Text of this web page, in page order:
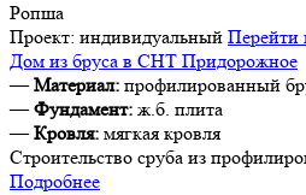
Ропша
Проект: индивидуальный Перейти
Дом из бруса в СНТ Придорожное
—Материал: профилированный
—Фундамент: ж.б. плита
—Кровля: мягкая кровля
Строительство сруба из
Подробнее